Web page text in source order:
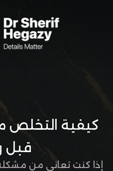
كيفية التخلص
قبل
إذا كنت تعاني من